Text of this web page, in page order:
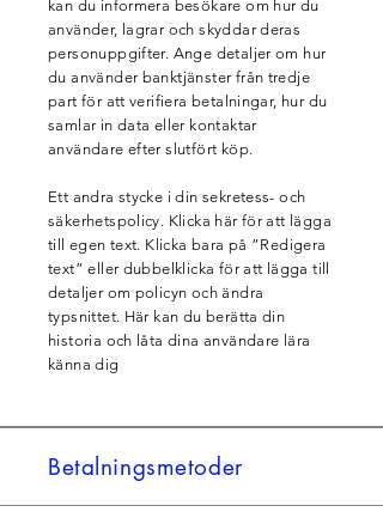
kan du informera besökare om hur du
använder, lagrar och skyddar deras
personuppgifter. Ange detaljer om hur
du använder banktjänster från tredje
part för att verifiera betalningar, hur du
samlar in data eller kontaktar
användare efter slutfört köp.
Ett andra stycke i din sekretess- och
säkerhetspolicy. Klicka här för att lägga
till egen text. Klicka bara på ”Redigera
text” eller dubbelklicka för att lägga till
detaljer om policyn och ändra
typsnittet. Här kan du berätta din
historia och låta dina användare lära
känna dig
Betalnings­metoder